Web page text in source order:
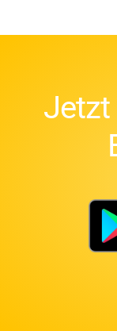
Jetzt